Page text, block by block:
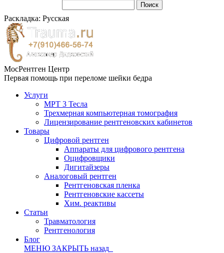
Раскладка: Русская
МосРентген Центр
Первая помощь при переломе шейки бедра
Услуги
МРТ 3 Тесла
Трехмерная компьютерная томография
Лицензирование рентгеновских кабинетов
Товары
Цифровой рентген
Аппараты для цифрового рентгена
Оцифровщики
Дигитайзеры
Аналоговый рентген
Рентгеновская пленка
Рентгеновские кассеты
Хим. реактивы
Статьи
Травматология
Рентгенология
Блог
МЕНЮ ЗАКРЫТЬ назад